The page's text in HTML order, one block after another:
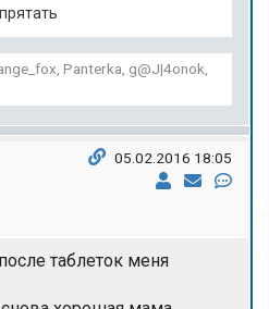
Panterka, g@J|4onok,
05.02.2016 18:05
таблеток меня